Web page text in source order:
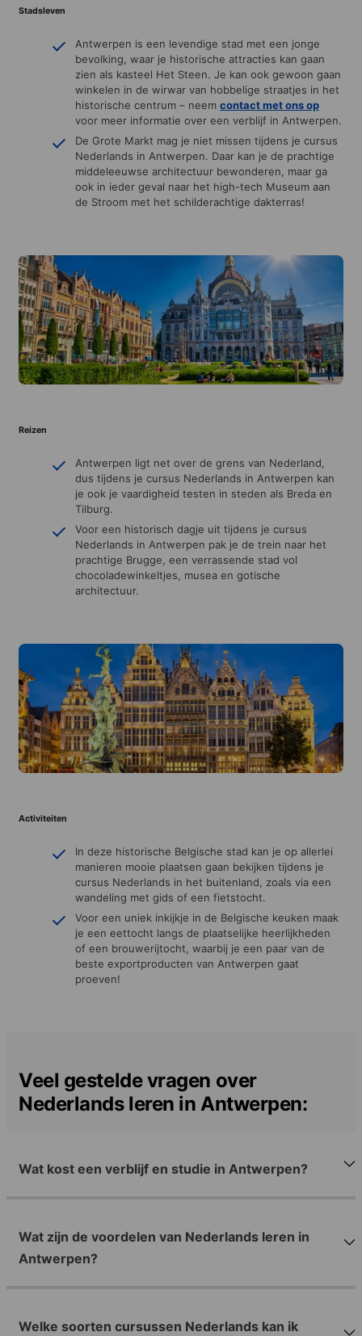
Stadsleven
Antwerpen is een levendige stad met een jonge
bevolking, waar je historische attracties kan gaan
zien als kasteel Het Steen. Je kan ook gewoon gaan
winkelen in de wirwar van hobbelige straatjes in het
historische centrum – neem contact met onsop
voor meer informatie over een verblijf in Antwerpen.
De Grote Markt mag je niet missen tijdens je cursus
Nederlands in Antwerpen. Daar kan je de prachtige
middeleeuwse architectuur bewonderen, maar ga
ook in ieder geval naar het high-tech Museum aan
de Stroom met het schilderachtige dakterras!
Reizen
Antwerpen ligt net over de grens van Nederland,
dus tijdens je cursus Nederlands in Antwerpen kan
je ook je vaardigheid testen in steden als Breda en
Tilburg.
Voor een historisch dagje uit tijdens je cursus
Nederlands in Antwerpen pak je de trein naar het
prachtige Brugge, een verrassende stad vol
chocoladewinkeltjes, musea en gotische
architectuur.
Activiteiten
In deze historische Belgische stad kan je op allerlei
manieren mooie plaatsen gaan bekijken tijdens je
cursus Nederlands in het buitenland, zoals via een
wandeling met gids of een fietstocht.
Voor een uniek inkijkje in de Belgische keuken maak
je een eettocht langs de plaatselijke heerlijkheden
of een brouwerijtocht, waarbij je een paar van de
beste exportproducten van Antwerpen gaat
proeven!
Veel gestelde vragen over
Nederlands leren in Antwerpen:
Wat kost een verblijf en studie in Antwerpen?
Wat zijn de voordelen van Nederlands leren in
Antwerpen?
Welke soorten cursussen Nederlands kan ik